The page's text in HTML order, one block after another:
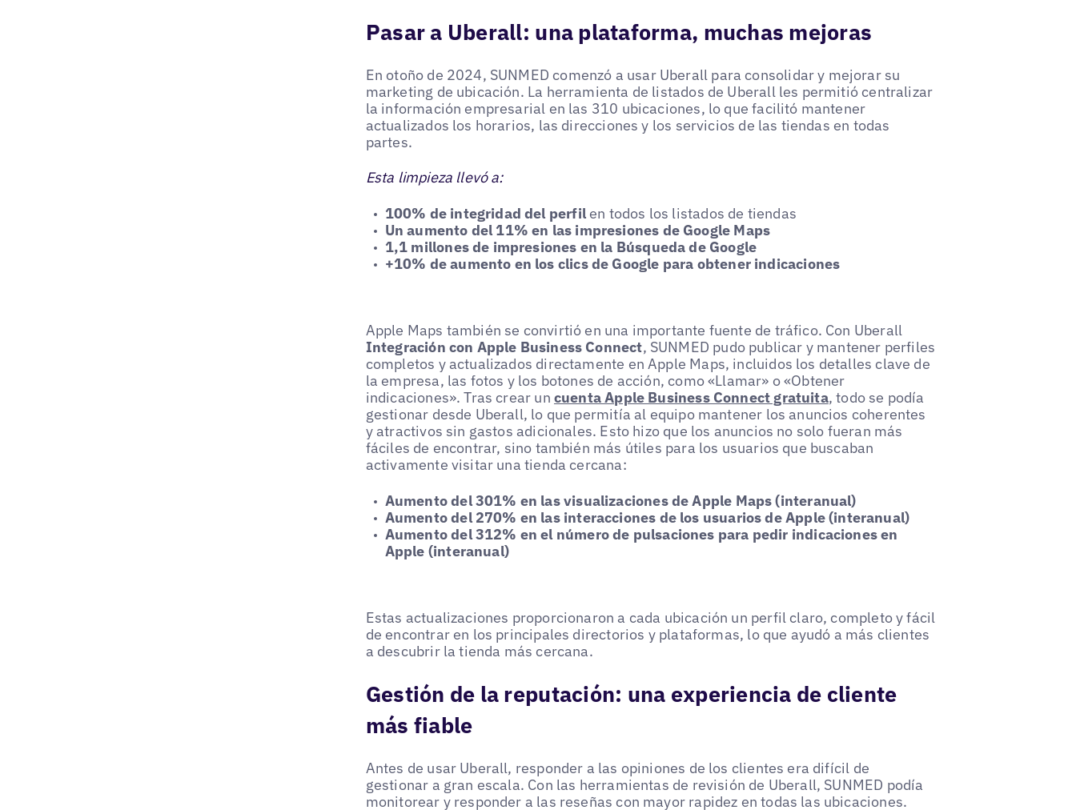
Pasar a Uberall: una plataforma, muchas mejoras
En otoño de 2024, SUNMED comenzó a usar Uberall para consolidar y mejorar su
marketing de ubicación. La herramienta de listados de Uberall les permitió centralizar
la información empresarial en las 310 ubicaciones, lo que facilitó mantener
actualizados los horarios, las direcciones y los servicios de las tiendas en todas
partes.
Esta limpieza llevó a:
100% de integridad del perfilen todos los listados de tiendas
Un aumento del 11% en las impresiones de Google Maps
1,1 millones de impresiones en la Búsqueda de Google
+10% de aumento en los clics de Google para obtener indicaciones
Apple Maps también se convirtió en una importante fuente de tráfico. Con Uberall
Integración con Apple Business Connect, SUNMED pudo publicar y mantener perfiles
completos y actualizados directamente en Apple Maps, incluidos los detalles clave de
la empresa, las fotos y los botones de acción, como «Llamar» o «Obtener
indicaciones». Tras crear un cuenta Apple Business Connect gratuita, todo se podía
gestionar desde Uberall, lo que permitía al equipo mantener los anuncios coherentes
y atractivos sin gastos adicionales. Esto hizo que los anuncios no solo fueran más
fáciles de encontrar, sino también más útiles para los usuarios que buscaban
activamente visitar una tienda cercana:
Aumento del 301% en las visualizaciones de Apple Maps (interanual)
Aumento del 270% en las interacciones de los usuarios de Apple (interanual)
Aumento del 312% en el número de pulsaciones para pedir indicaciones en
Apple (interanual)
Estas actualizaciones proporcionaron a cada ubicación un perfil claro, completo y fácil
de encontrar en los principales directorios y plataformas, lo que ayudó a más clientes
a descubrir la tienda más cercana.
Gestión de la reputación: una experiencia de cliente
más fiable
Antes de usar Uberall, responder a las opiniones de los clientes era difícil de
gestionar a gran escala. Con las herramientas de revisión de Uberall, SUNMED podía
monitorear y responder a las reseñas con mayor rapidez en todas las ubicaciones.